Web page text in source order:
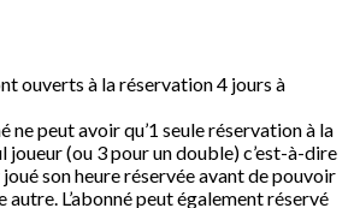
ouverts à la réservation 4 jours à
ne peut avoir qu’1 seule réservation à la
joueur (ou 3 pour un double) c’est-à-dire
son heure réservée avant de pouvoir
autre. L’abonné peut également réservé